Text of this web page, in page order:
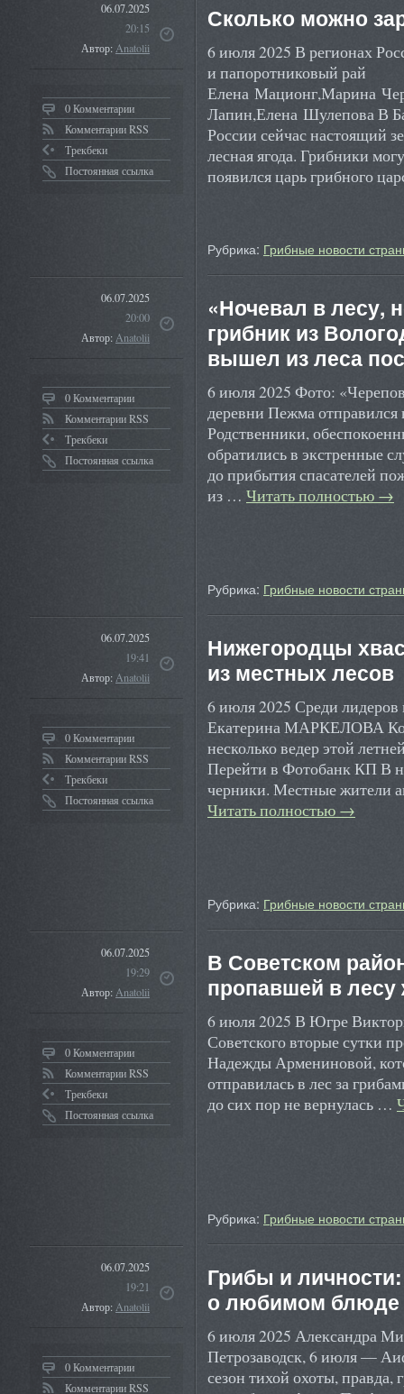
06.07.2025
20:15
Автор:Anatolii
0 Комментарии
Комментарии RSS
Трекбеки
Постоянная ссылка
Сколько можно
6 июля 2025 В регионах
и папоротниковый рай
Елена Мационг,Марина
Лапин,Елена Шулепова В
России сейчас настоящий
лесная ягода. Грибники
появился царь грибного
Рубрика: Грибные новости
06.07.2025
20:00
Автор:Anatolii
0 Комментарии
Комментарии RSS
Трекбеки
Постоянная ссылка
«Ночевал в лесу,
грибник из
вышел из леса
6 июля 2025 Фото:
деревни Пежма отправился
Родственники,
обратились в экстренные
до прибытия спасателей
из … Читать полностью →
Рубрика: Грибные новости
06.07.2025
19:41
Автор:Anatolii
0 Комментарии
Комментарии RSS
Трекбеки
Постоянная ссылка
Нижегородцы
из местных лесов
6 июля 2025 Среди лидеров
Екатерина МАРКЕЛОВА
несколько ведер этой
Перейти в Фотобанк КП В
черники. Местные жители
Читать полностью →
Рубрика: Грибные новости
06.07.2025
19:29
Автор:Anatolii
0 Комментарии
Комментарии RSS
Трекбеки
Постоянная ссылка
В Советском
пропавшей в
6 июля 2025 В Югре
Советского вторые сутки
Надежды Армениновой,
отправилась в лес за
до сих пор не вернулась …
Рубрика: Грибные новости
06.07.2025
19:21
Автор:Anatolii
0 Комментарии
Комментарии RSS
Грибы и
о любимом блюде
6 июля 2025 Александра
Петрозаводск, 6 июля —
сезон тихой охоты, правда,